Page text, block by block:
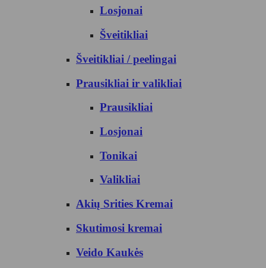
Losjonai
Šveitikliai
Šveitikliai / peelingai
Prausikliai ir valikliai
Prausikliai
Losjonai
Tonikai
Valikliai
Akių Srities Kremai
Skutimosi kremai
Veido Kaukės